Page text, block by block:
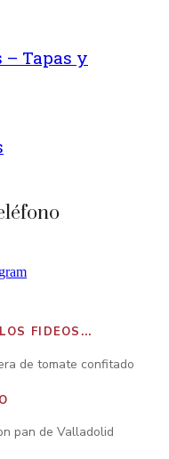
– Tapas y
FIDEOS...
de tomate confitado
pan de Valladolid